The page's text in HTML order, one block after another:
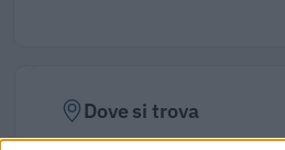
Dove si trova